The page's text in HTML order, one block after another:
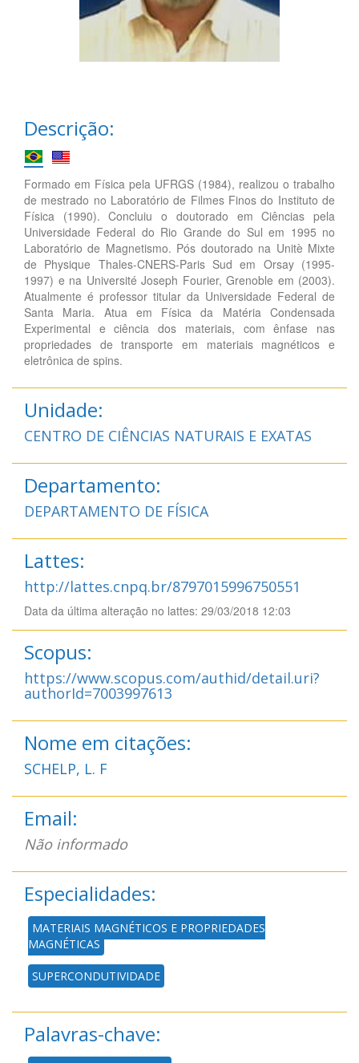
Descrição:
Formado em Física pela UFRGS (1984), realizou o trabalho
de mestrado no Laboratório de Filmes Finos do Instituto de
Física (1990). Concluiu o doutorado em Ciências pela
Universidade Federal do Rio Grande do Sul em 1995 no
Laboratório de Magnetismo. Pós doutorado na Unitè Mixte
de Physique Thales-CNERS-Paris Sud em Orsay (1995-
1997) e na Université Joseph Fourier, Grenoble em (2003).
Atualmente é professor titular da Universidade Federal de
Santa Maria. Atua em Física da Matéria Condensada
Experimental e ciência dos materiais, com ênfase nas
propriedades de transporte em materiais magnéticos e
eletrônica de spins.
Unidade:
CENTRO DE CIÊNCIAS NATURAIS E EXATAS
Departamento:
DEPARTAMENTO DE FÍSICA
Lattes:
http://lattes.cnpq.br/8797015996750551
Data da última alteração no lattes: 29/03/2018 12:03
Scopus:
https://www.scopus.com/authid/detail.uri?
authorId=7003997613
Nome em citações:
SCHELP, L. F
Email:
Não informado
Especialidades:
MATERIAIS MAGNÉTICOS E PROPRIEDADES
MAGNÉTICAS
SUPERCONDUTIVIDADE
Palavras-chave: